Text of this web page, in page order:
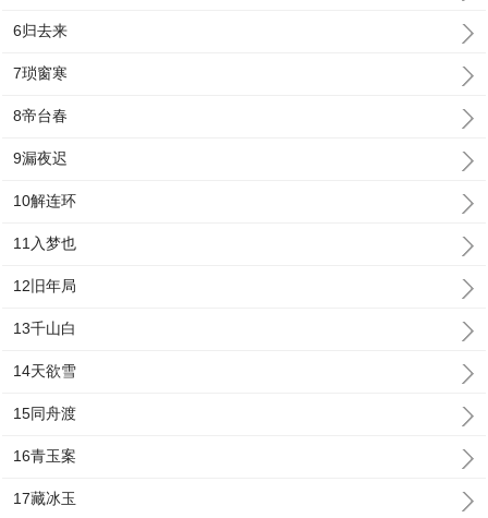
6归去来
7琐窗寒
8帝台春
9漏夜迟
10解连环
11入梦也
12旧年局
13千山白
14天欲雪
15同舟渡
16青玉案
17藏冰玉